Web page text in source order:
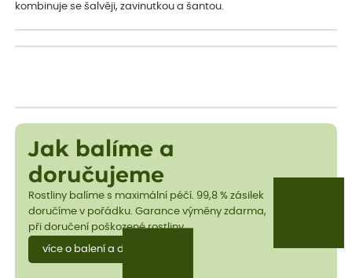
kombinuje se šalvěji, zavinutkou a šantou.
Jak balíme a
doručujeme
Rostliny balíme s maximální péčí. 99,8 % zásilek
doručíme v pořádku. Garance výměny zdarma,
při doručení poškozené rostliny.
více o balení a dopravě